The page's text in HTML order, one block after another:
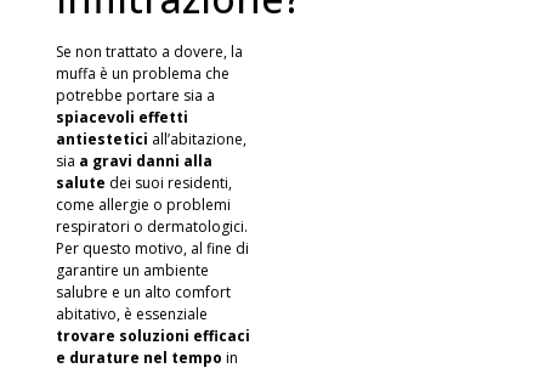
Se non trattato a dovere, la
muffa è un problema che
potrebbe portare sia a
spiacevoli effetti
antiestetici all’abitazione,
sia a gravi danni alla
salute dei suoi residenti,
come allergie o problemi
respiratori o dermatologici.
Per questo motivo, al fine di
garantire un ambiente
salubre e un alto comfort
abitativo, è essenziale
trovare soluzioni efficaci
e durature nel tempo in